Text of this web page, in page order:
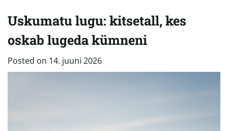
Uskumatu lugu: kitsetall, kes
oskab lugeda kümneni
Posted on 14. juuni 2026